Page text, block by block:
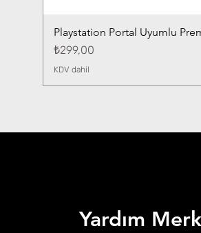
Playstation Portal Uyumlu
Fiyat
₺299,00
KDV dahil
Yardım